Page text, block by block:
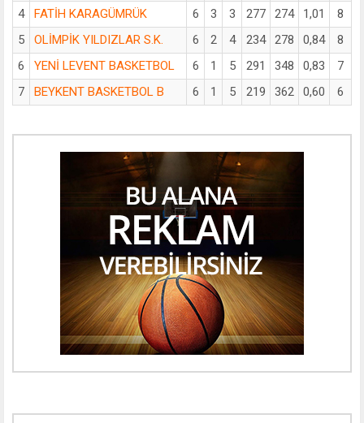
4
FATİH KARAGÜMRÜK 6 3 3 277 274 1,01
8
5
OLİMPİK YILDIZLAR S.K. 6 2 4 234 278 0,84
8
6
YENİ LEVENT BASKETBOL 6 1 5 291 348 0,83
7
7
BEYKENT BASKETBOL B 6 1 5 219 362 0,60 6